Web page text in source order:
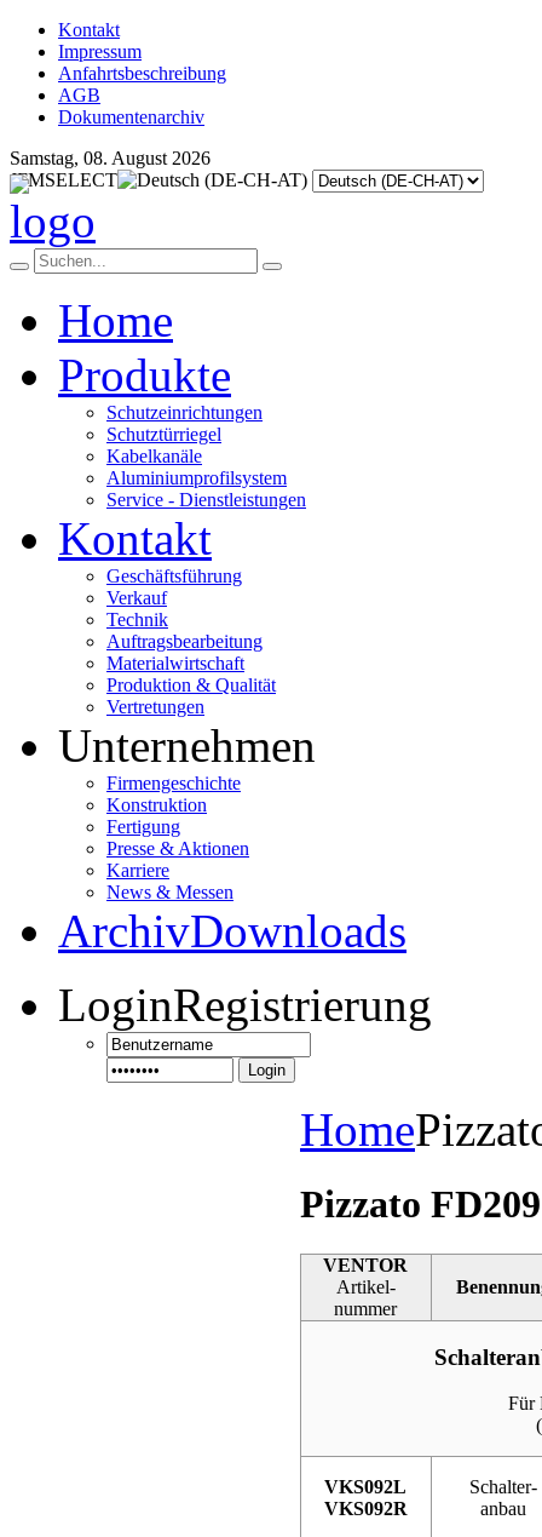
Kontakt
Impressum
Anfahrtsbeschreibung
AGB
Dokumentenarchiv
Samstag, 08. August 2026
JFMSELECT
Home
Produkte
Schutzeinrichtungen
Schutztürriegel
Kabelkanäle
Aluminiumprofilsystem
Service - Dienstleistungen
Kontakt
Geschäftsführung
Verkauf
Technik
Auftragsbearbeitung
Materialwirtschaft
Produktion & Qualität
Vertretungen
Unternehmen
Firmengeschichte
Konstruktion
Fertigung
Presse & Aktionen
Karriere
News & Messen
ArchivDownloads
LoginRegistrierung
Login
Home
Pizzato
VENTOR
Artikel-
nummer
Für
VKS092L
VKS092R
Schalter-
anbau